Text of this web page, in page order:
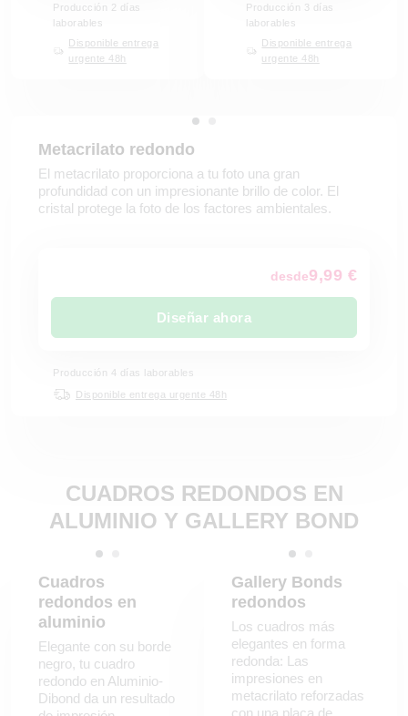
Producción 2 días
laborables
Disponible entrega
urgente 48h
Producción 3 días
laborables
Disponible entrega
urgente 48h
Metacrilato redondo
El metacrilato proporciona a tu foto una gran
profundidad con un impresionante brillo de color. El
cristal protege la foto de los factores ambientales.
desde9,99 €
Diseñar ahora
Producción 4 días laborables
Disponible entrega urgente 48h
CUADROS REDONDOS EN
ALUMINIO Y GALLERY BOND
Cuadros
redondos en
aluminio
Elegante con su borde
negro, tu cuadro
redondo en Aluminio-
Dibond da un resultado
Gallery Bonds
redondos
Los cuadros más
elegantes en forma
redonda: Las
impresiones en
metacrilato reforzadas
con una placa de